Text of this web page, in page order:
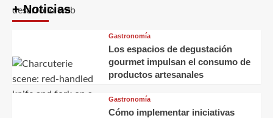
+ Noticias
Gastronomía
Los espacios de degustación
gourmet impulsan el consumo de
productos artesanales
Gastronomía
Cómo implementar iniciativas